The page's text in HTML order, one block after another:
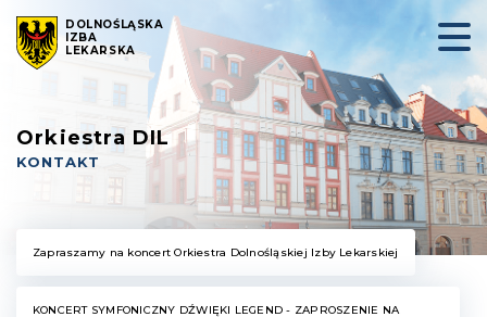
DOLNOŚLĄSKA
IZBA
LEKARSKA
Orkiestra DIL
KONTAKT
Zapraszamy na koncert Orkiestra Dolnośląskiej Izby Lekarskiej
KONCERT SYMFONICZNY DŹWIĘKI LEGEND - ZAPROSZENIE NA